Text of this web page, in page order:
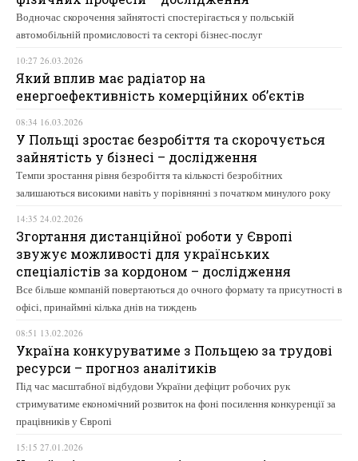
Водночас скорочення зайнятості спостерігається у польській
автомобільній промисловості та секторі бізнес-послуг
10:27 26.03.2026
Який вплив має радіатор на
енергоефективність комерційних об’єктів
08:34 16.03.2026
У Польщі зростає безробіття та скорочується
зайнятість у бізнесі – дослідження
Темпи зростання рівня безробіття та кількості безробітних
залишаються високими навіть у порівнянні з початком минулого року
14:35 24.02.2026
Згортання дистанційної роботи у Європі
звужує можливості для українських
спеціалістів за кордоном – дослідження
Все більше компаній повертаються до очного формату та присутності в
офісі, принаймні кілька днів на тиждень
08:51 13.02.2026
Україна конкуруватиме з Польщею за трудові
ресурси – прогноз аналітиків
Під час масштабної відбудови України дефіцит робочих рук
стримуватиме економічний розвиток на фоні посилення конкуренції за
працівників у Європі
15:15 27.01.2026